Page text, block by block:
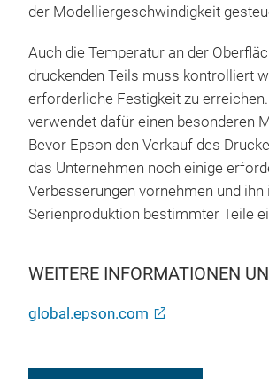
der Modelliergeschwindigkeit
Auch die Temperatur an der
druckenden Teils muss kontrolliert
erforderliche Festigkeit zu
verwendet dafür einen besonderen
Bevor Epson den Verkauf des
das Unternehmen noch einige
Verbesserungen vornehmen und ihn
Serienproduktion bestimmter Teile
WEITERE INFORMATIONEN
global.epson.com